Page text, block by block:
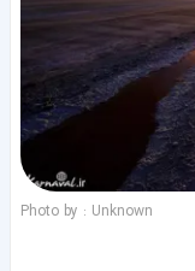
Photo by : Unknown